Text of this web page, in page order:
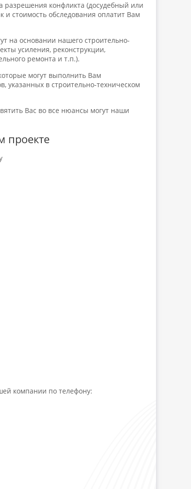
разрешения конфликта (досудебный или
и стоимость обследования оплатит Вам
на основании нашего строительно-
усиления, реконструкции,
ремонта и т.п.).
могут выполнить Вам
в строительно-техническом
Вас во все нюансы могут наши
проекте
компании по телефону: